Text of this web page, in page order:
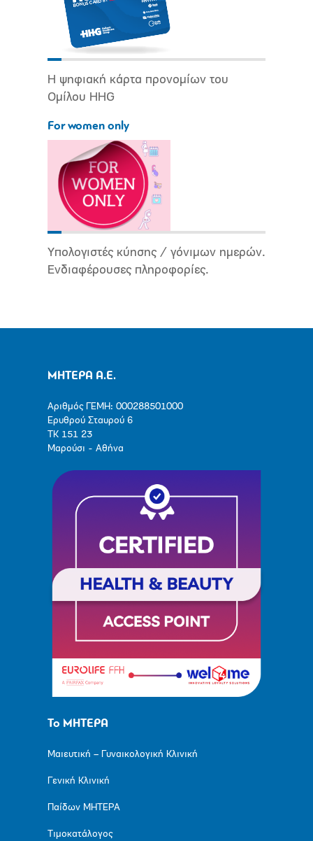
Η ψηφιακή κάρτα προνομίων του
Ομίλου HHG
For women only
Υπολογιστές κύησης / γόνιμων ημερών.
Ενδιαφέρουσες πληροφορίες.
ΜΗΤΕΡΑ Α.Ε.
Αριθμός ΓΕΜΗ: 000288501000
Ερυθρού Σταυρού 6
ΤΚ 151 23
Μαρούσι - Αθήνα
Το ΜΗΤΕΡΑ
Μαιευτική – Γυναικολογική Κλινική
Γενική Κλινική
Παίδων ΜΗΤΕΡΑ
Τιμοκατάλογος